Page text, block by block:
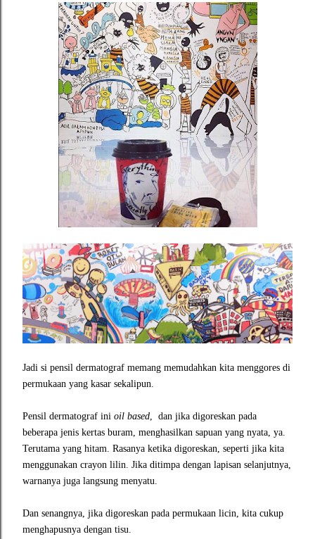
Jadi si pensil dermatograf memang memudahkan kita menggores di
permukaan yang kasar sekalipun.
Pensil dermatograf ini oil based
dan jika digoreskan pada
beberapa jenis kertas buram, menghasilkan sapuan yang nyata, ya.
Terutama yang hitam. Rasanya ketika digoreskan, seperti jika kita
menggunakan crayon lilin. Jika ditimpa dengan lapisan selanjutnya,
warnanya juga langsung menyatu.
Dan senangnya, jika digoreskan pada permukaan licin, kita cukup
menghapusnya dengan tisu.